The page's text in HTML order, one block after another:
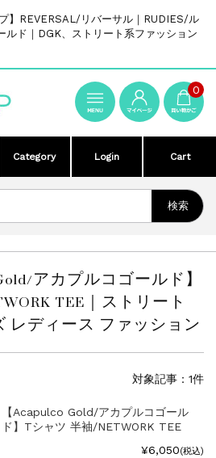
】REVERSAL/リバーサル｜RUDIES/ル
ルド｜DGK、ストリート系ファッション
0
Category Login Cart
アカプルコゴールド】
TEE｜ストリート
レディース ファッション
対象記事：1件
【Acapulco Gold/アカプルコゴール
ド】Tシャツ 半袖/NETWORK TEE
¥6,050(税込)